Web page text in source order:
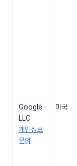
Google
LLC
개인정보
문의
미국